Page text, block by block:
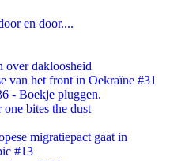
en door....
over dakloosheid
van het front in Oekraïne #31
- Boekje pluggen.
one bites the dust
migratiepact gaat in
#13